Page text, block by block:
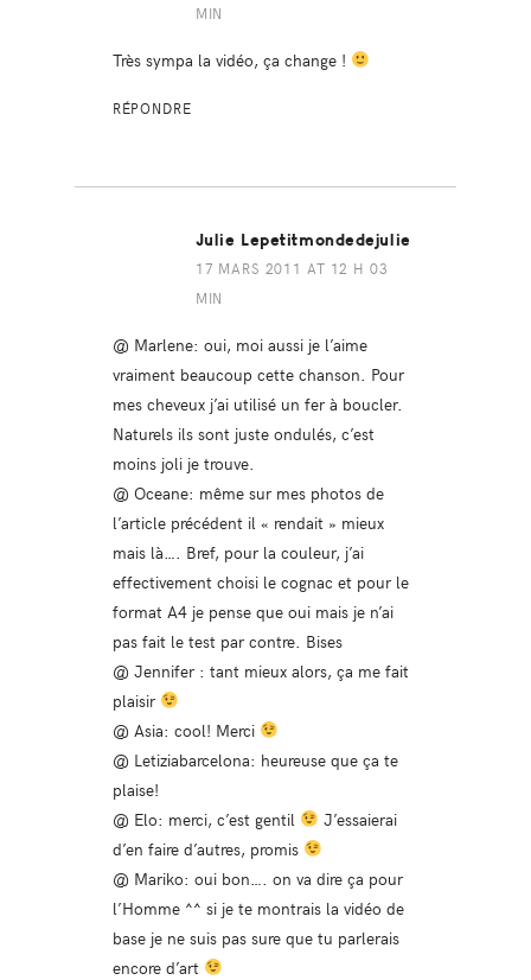
MIN
Très sympa la vidéo, ça change !
RÉPONDRE
Julie Lepetitmondedejulie
17 MARS 2011 AT 12 H 03
MIN
@ Marlene: oui, moi aussi je l’aime
vraiment beaucoup cette chanson. Pour
mes cheveux j’ai utilisé un fer à boucler.
Naturels ils sont juste ondulés, c’est
moins joli je trouve.
@ Oceane: même sur mes photos de
l’article précédent il « rendait » mieux
mais là…. Bref, pour la couleur, j’ai
effectivement choisi le cognac et pour le
format A4 je pense que oui mais je n’ai
pas fait le test par contre. Bises
@ Jennifer : tant mieux alors, ça me fait
plaisir
@ Asia: cool! Merci
@ Letiziabarcelona: heureuse que ça te
plaise!
@ Elo: merci, c’est gentil
J’essaierai
d’en faire d’autres, promis
@ Mariko: oui bon…. on va dire ça pour
l’Homme ^^ si je te montrais la vidéo de
base je ne suis pas sure que tu parlerais
encore d’art